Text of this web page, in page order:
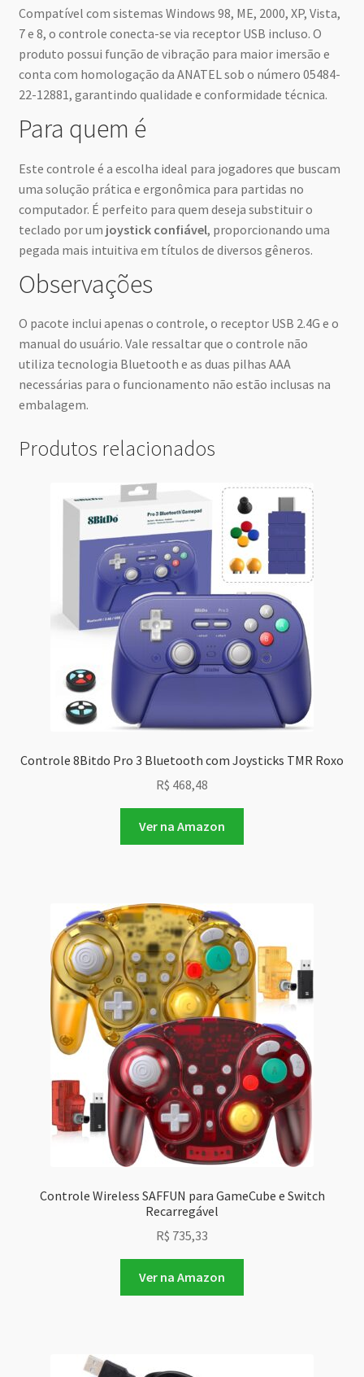
Compatível com sistemas Windows 98, ME, 2000, XP, Vista,
7 e 8, o controle conecta-se via receptor USB incluso. O
produto possui função de vibração para maior imersão e
conta com homologação da ANATEL sob o número 05484-
22-12881, garantindo qualidade e conformidade técnica.
Para quem é
Este controle é a escolha ideal para jogadores que buscam
uma solução prática e ergonômica para partidas no
computador. É perfeito para quem deseja substituir o
teclado por um joystick confiável, proporcionando uma
pegada mais intuitiva em títulos de diversos gêneros.
Observações
O pacote inclui apenas o controle, o receptor USB 2.4G e o
manual do usuário. Vale ressaltar que o controle não
utiliza tecnologia Bluetooth e as duas pilhas AAA
necessárias para o funcionamento não estão inclusas na
embalagem.
Produtos relacionados
Controle 8Bitdo Pro 3 Bluetooth com Joysticks TMR Roxo
R$ 468,48
Ver na Amazon
Controle Wireless SAFFUN para GameCube e Switch
Recarregável
R$ 735,33
Ver na Amazon